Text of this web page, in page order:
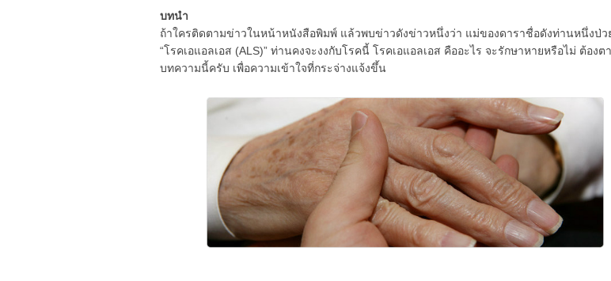
บทนำ
ถ้าใครติดตามข่าวในหน้าหนังสือพิมพ์ แล้วพบข่าวดังข่าวหนึ่งว่า แม่ของดาราชื่อดังท่านหนึ่งป่ว
“โรคเอแอลเอส (ALS)” ท่านคงจะงงกับโรคนี้ โรคเอแอลเอส คืออะไร จะรักษาหายหรือไม่ ต้องต
บทความนี้ครับ เพื่อความเข้าใจที่กระจ่างแจ้งขึ้น